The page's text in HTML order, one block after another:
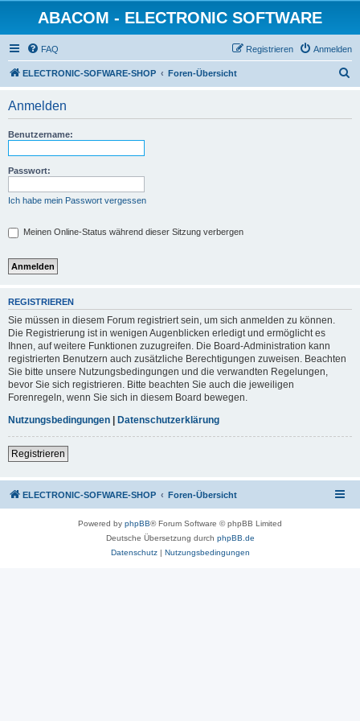
ABACOM - ELECTRONIC SOFTWARE
FAQ Anmelden
Registrieren
ELECTRONIC-SOFWARE-SHOP Foren-Übersicht
Anmelden
Benutzername:
Passwort:
Ich habe mein Passwort vergessen
Meinen Online-Status während dieser Sitzung verbergen
REGISTRIEREN
Sie müssen in diesem Forum registriert sein, um sich anmelden zu können.
Die Registrierung ist in wenigen Augenblicken erledigt und ermöglicht es
Ihnen, auf weitere Funktionen zuzugreifen. Die Board-Administration kann
registrierten Benutzern auch zusätzliche Berechtigungen zuweisen. Beachten
Sie bitte unsere Nutzungsbedingungen und die verwandten Regelungen,
bevor Sie sich registrieren. Bitte beachten Sie auch die jeweiligen
Forenregeln, wenn Sie sich in diesem Board bewegen.
Nutzungsbedingungen
Datenschutzerklärung
Registrieren
ELECTRONIC-SOFWARE-SHOP Foren-Übersicht
Powered by phpBB® Forum Software © phpBB Limited
Deutsche Übersetzung durch phpBB.de
Datenschutz| Nutzungsbedingungen